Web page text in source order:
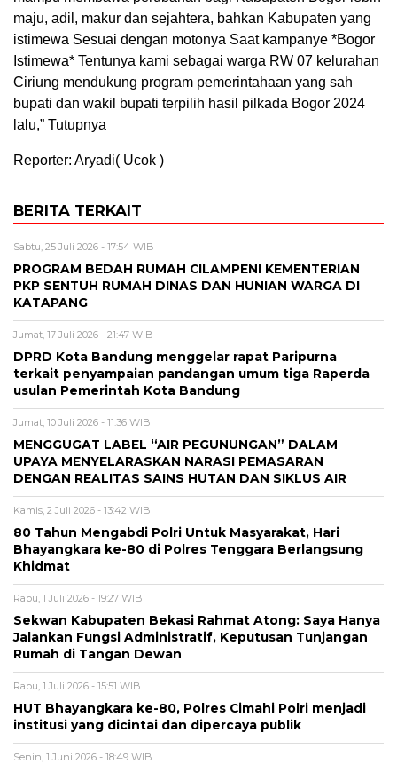
maju, adil, makur dan sejahtera, bahkan Kabupaten yang
istimewa Sesuai dengan motonya Saat kampanye *Bogor
Istimewa* Tentunya kami sebagai warga RW 07 kelurahan
Ciriung mendukung program pemerintahaan yang sah
bupati dan wakil bupati terpilih hasil pilkada Bogor 2024
lalu,” Tutupnya
Reporter: Aryadi( Ucok )
BERITA TERKAIT
Sabtu, 25 Juli 2026 - 17:54 WIB
PROGRAM BEDAH RUMAH CILAMPENI KEMENTERIAN
PKP SENTUH RUMAH DINAS DAN HUNIAN WARGA DI
KATAPANG
Jumat, 17 Juli 2026 - 21:47 WIB
DPRD Kota Bandung menggelar rapat Paripurna
terkait penyampaian pandangan umum tiga Raperda
usulan Pemerintah Kota Bandung
Jumat, 10 Juli 2026 - 11:36 WIB
MENGGUGAT LABEL “AIR PEGUNUNGAN” DALAM
UPAYA MENYELARASKAN NARASI PEMASARAN
DENGAN REALITAS SAINS HUTAN DAN SIKLUS AIR
Kamis, 2 Juli 2026 - 13:42 WIB
80 Tahun Mengabdi Polri Untuk Masyarakat, Hari
Bhayangkara ke-80 di Polres Tenggara Berlangsung
Khidmat
Rabu, 1 Juli 2026 - 19:27 WIB
Sekwan Kabupaten Bekasi Rahmat Atong: Saya Hanya
Jalankan Fungsi Administratif, Keputusan Tunjangan
Rumah di Tangan Dewan
Rabu, 1 Juli 2026 - 15:51 WIB
HUT Bhayangkara ke-80, Polres Cimahi Polri menjadi
institusi yang dicintai dan dipercaya publik
Senin, 1 Juni 2026 - 18:49 WIB